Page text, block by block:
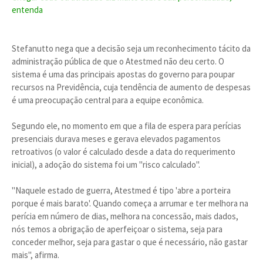
entenda
Stefanutto nega que a decisão seja um reconhecimento tácito da
administração pública de que o Atestmed não deu certo. O
sistema é uma das principais apostas do governo para poupar
recursos na Previdência, cuja tendência de aumento de despesas
é uma preocupação central para a equipe econômica.
Segundo ele, no momento em que a fila de espera para perícias
presenciais durava meses e gerava elevados pagamentos
retroativos (o valor é calculado desde a data do requerimento
inicial), a adoção do sistema foi um "risco calculado".
"Naquele estado de guerra, Atestmed é tipo 'abre a porteira
porque é mais barato'. Quando começa a arrumar e ter melhora na
perícia em número de dias, melhora na concessão, mais dados,
nós temos a obrigação de aperfeiçoar o sistema, seja para
conceder melhor, seja para gastar o que é necessário, não gastar
mais", afirma.